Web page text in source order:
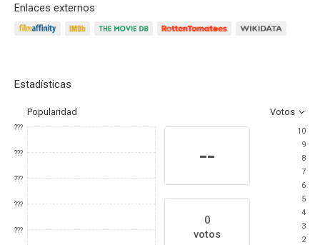
Enlaces externos
Estadísticas
Popularidad Votos
???
???
???
???
???
--
0
votos
10
9
8
7
6
5
4
3
2